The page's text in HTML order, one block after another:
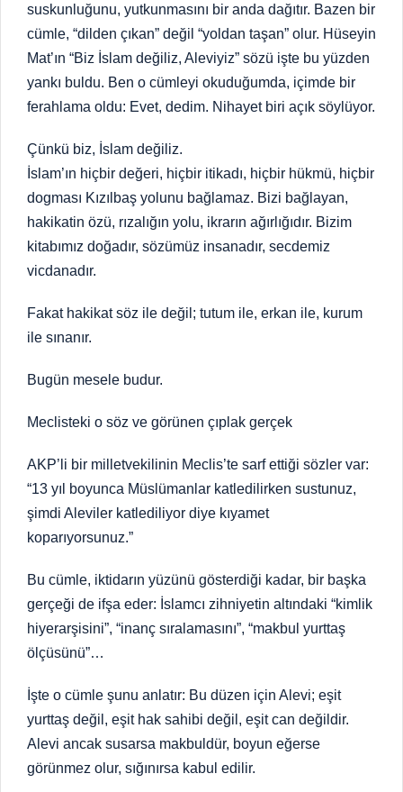
suskunluğunu, yutkunmasını bir anda dağıtır. Bazen bir
cümle, “dilden çıkan” değil “yoldan taşan” olur. Hüseyin
Mat’ın “Biz İslam değiliz, Aleviyiz” sözü işte bu yüzden
yankı buldu. Ben o cümleyi okuduğumda, içimde bir
ferahlama oldu: Evet, dedim. Nihayet biri açık söylüyor.
Çünkü biz, İslam değiliz.
İslam’ın hiçbir değeri, hiçbir itikadı, hiçbir hükmü, hiçbir
dogması Kızılbaş yolunu bağlamaz. Bizi bağlayan,
hakikatin özü, rızalığın yolu, ikrarın ağırlığıdır. Bizim
kitabımız doğadır, sözümüz insanadır, secdemiz
vicdanadır.
Fakat hakikat söz ile değil; tutum ile, erkan ile, kurum
ile sınanır.
Bugün mesele budur.
Meclisteki o söz ve görünen çıplak gerçek
AKP’li bir milletvekilinin Meclis’te sarf ettiği sözler var:
“13 yıl boyunca Müslümanlar katledilirken sustunuz,
şimdi Aleviler katlediliyor diye kıyamet
koparıyorsunuz.”
Bu cümle, iktidarın yüzünü gösterdiği kadar, bir başka
gerçeği de ifşa eder: İslamcı zihniyetin altındaki “kimlik
hiyerarşisini”, “inanç sıralamasını”, “makbul yurttaş
ölçüsünü”…
İşte o cümle şunu anlatır: Bu düzen için Alevi; eşit
yurttaş değil, eşit hak sahibi değil, eşit can değildir.
Alevi ancak susarsa makbuldür, boyun eğerse
görünmez olur, sığınırsa kabul edilir.